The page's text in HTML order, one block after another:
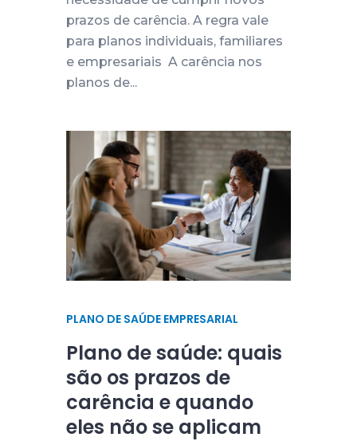
prazos de carência. A regra vale
para planos individuais, familiares
e empresariais A carência nos
planos de...
PLANO DE SAÚDE EMPRESARIAL
Plano de saúde: quais
são os prazos de
carência e quando
eles não se aplicam